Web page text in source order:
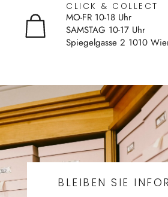
CLICK & COLLECT
MO-FR 10-18 Uhr
SAMSTAG 10-17 Uhr
Spiegelgasse 2 1010
BLEIBEN SIE